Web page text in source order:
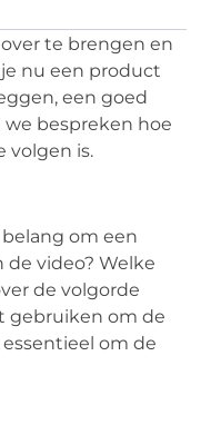
te brengen en
nu een product
een goed
bespreken hoe
volgen is.
om een
de video? Welke
de volgorde
gebruiken om de
om de